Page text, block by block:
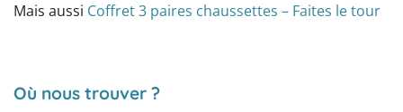
Mais aussi Coffret 3 paires chaussettes – Faites le tour
Où nous trouver ?